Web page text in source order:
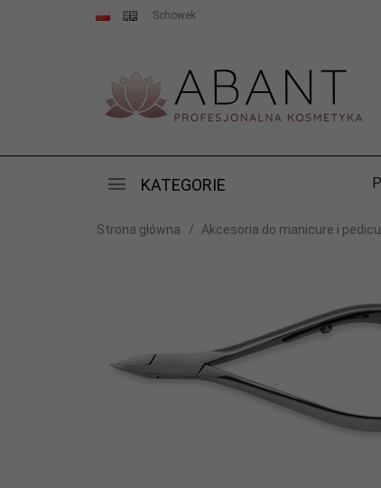
Schowek
KATEGORIE
Strona główna Akcesoria do manicure i